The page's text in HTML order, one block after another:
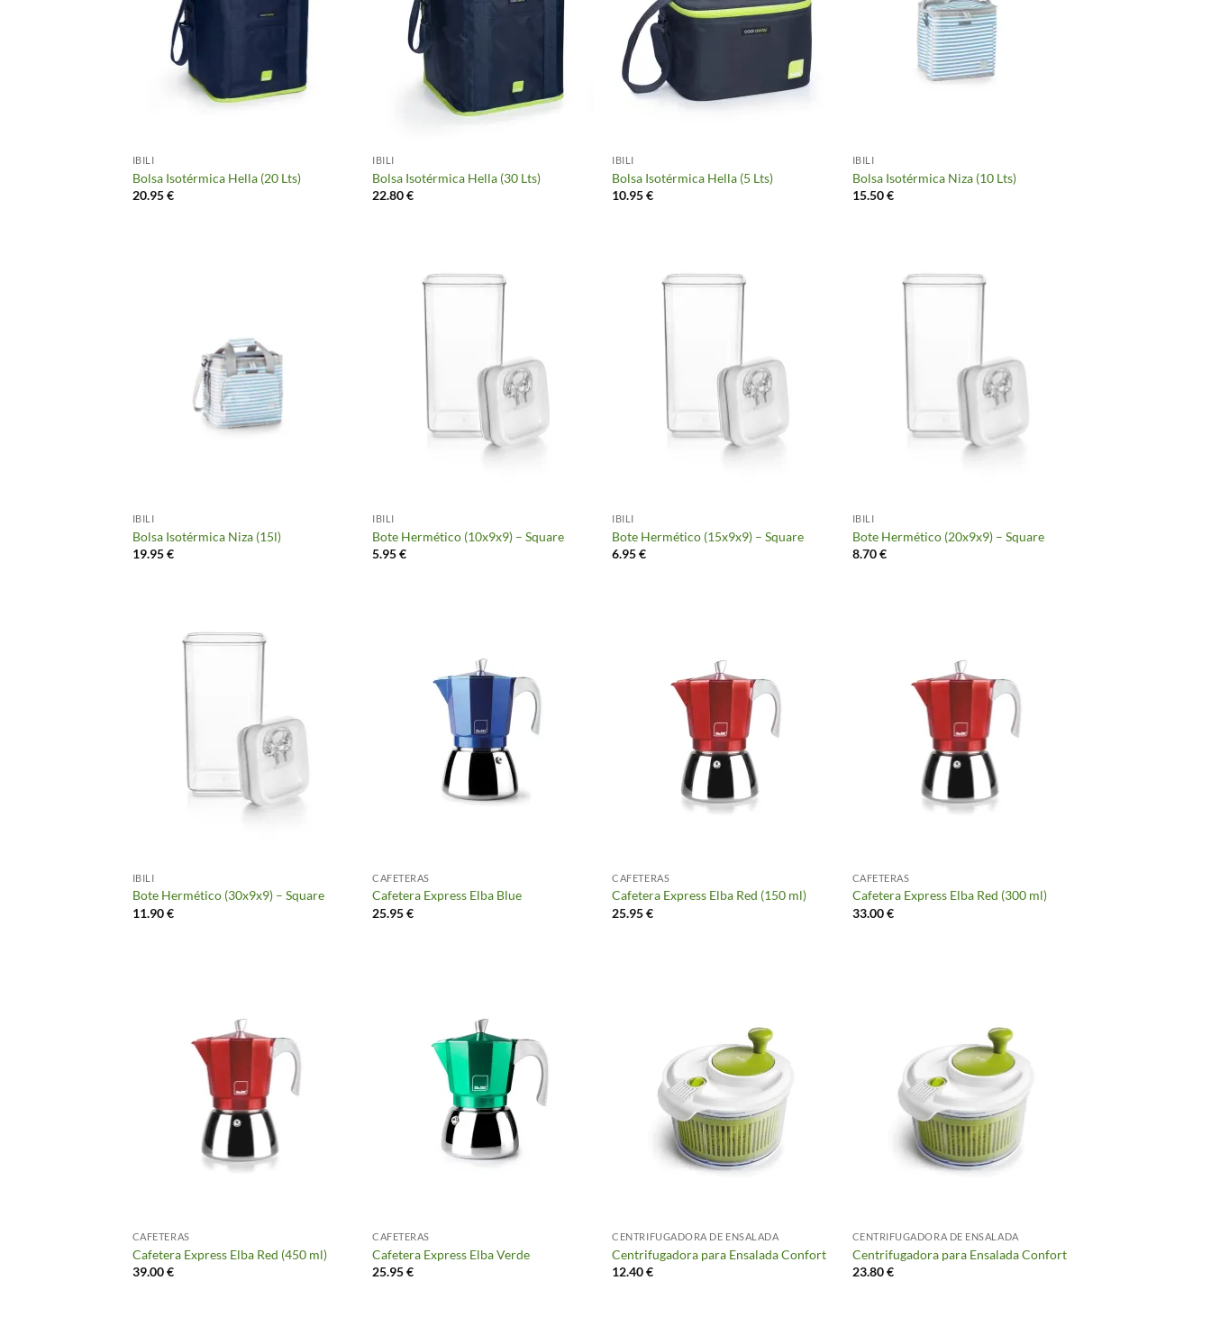
IBILI
Bolsa Isotérmica Hella (20 Lts)
20.95€
IBILI
Bolsa Isotérmica Hella (30 Lts)
22.80€
IBILI
Bolsa Isotérmica Hella (5 Lts)
10.95€
IBILI
Bolsa Isotérmica Niza (10 Lts)
15.50€
IBILI
Bolsa Isotérmica Niza (15l)
19.95€
IBILI
Bote Hermético (10x9x9) – Square
5.95€
IBILI
Bote Hermético (15x9x9) – Square
6.95€
IBILI
Bote Hermético (20x9x9) – Square
8.70€
IBILI
Bote Hermético (30x9x9) – Square
11.90€
CAFETERAS
Cafetera Express Elba Blue
25.95€
CAFETERAS
Cafetera Express Elba Red (150 ml)
25.95€
CAFETERAS
Cafetera Express Elba Red (300 ml)
33.00€
CAFETERAS
Cafetera Express Elba Red (450 ml)
39.00€
CAFETERAS
Cafetera Express Elba Verde
25.95€
CENTRIFUGADORA DE ENSALADA
Centrifugadora para Ensalada Confort
12.40€
CENTRIFUGADORA DE ENSALADA
Centrifugadora para Ensalada Confort
23.80€